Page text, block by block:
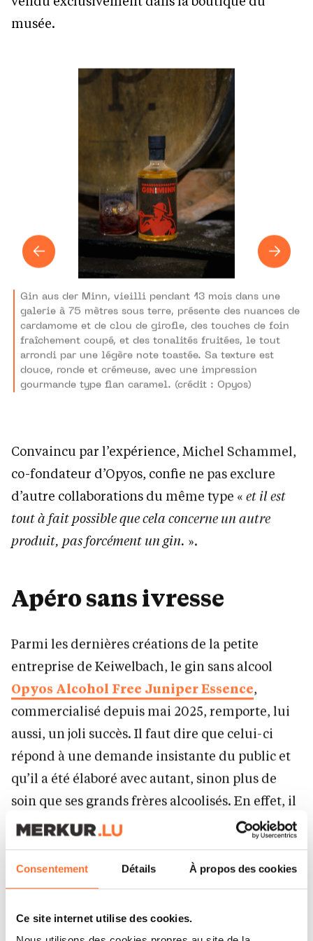
Consentement Détails À propos des cookies
Ce site internet utilise des cookies.
musée.
Gin aus der Minn, vieilli pendant 13 mois dans une
galerie à 75 mètres sous terre, présente des nuances de
cardamome et de clou de girofle, des touches de foin
fraîchement coupé, et des tonalités fruitées, le tout
arrondi par une légère note toastée. Sa texture est
douce, ronde et crémeuse, avec une impression
gourmande type flan caramel. (crédit : Opyos)
Convaincu par l’expérience, Michel Schammel,
co-fondateur d’Opyos, confie ne pas exclure
d’autre collaborations du même type « et il est
tout à fait possible que cela concerne un autre
produit, pas forcément un gin. ».
Apéro sans ivresse
Parmi les dernières créations de la petite
entreprise de Keiwelbach, le gin sans alcool
Opyos Alcohol Free Juniper Essence
commercialisé depuis mai 2025, remporte, lui
aussi, un joli succès. Il faut dire que celui-ci
répond à une demande insistante du public et
qu’il a été élaboré avec autant, sinon plus de
soin que ses grands frères alcoolisés. En effet, il
s’agissait d’un véritable pari pour la marque
désormais bien installée chez les amateurs de
spiritueux. Ce produit devait rester fidèle à
l’univers aromatique du reste de la gamme et
donc fallu un long temps de réflexion aux trois